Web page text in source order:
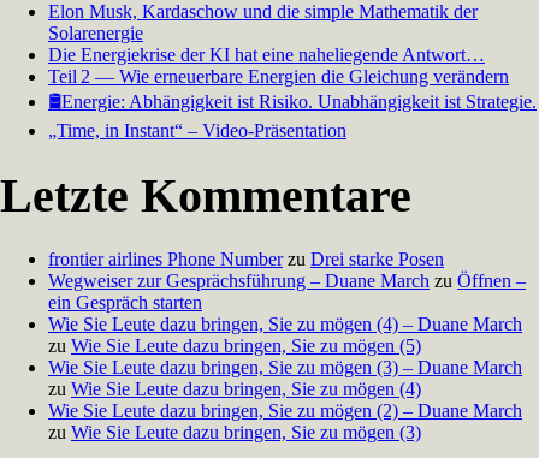
Elon Musk, Kardaschow und die simple Mathematik der
Solarenergie
Die Energiekrise der KI hat eine naheliegende Antwort…
Teil 2 — Wie erneuerbare Energien die Gleichung verändern
🛢️Energie: Abhängigkeit ist Risiko. Unabhängigkeit ist Strategie.
„Time, in Instant“ – Video-Präsentation
Letzte Kommentare
frontier airlines Phone Numberzu Drei starke Posen
Wegweiser zur Gesprächsführung – Duane March zu Öffnen –
ein Gespräch starten
Wie Sie Leute dazu bringen, Sie zu mögen (4) – Duane March
zu Wie Sie Leute dazu bringen, Sie zu mögen (5)
Wie Sie Leute dazu bringen, Sie zu mögen (3) – Duane March
zu Wie Sie Leute dazu bringen, Sie zu mögen (4)
Wie Sie Leute dazu bringen, Sie zu mögen (2) – Duane March
zu Wie Sie Leute dazu bringen, Sie zu mögen (3)